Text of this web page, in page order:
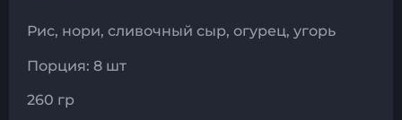
Рис, нори, сливочный сыр, огурец, угорь
Порция: 8 шт
260 гр